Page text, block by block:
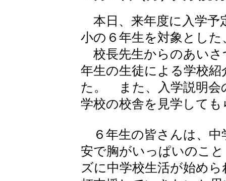
本日、来年度に入学予
小の６年生を対象とし
校長先生からのあいさ
年生の生徒による学校
た。 また、入学説明会
学校の校舎を見学して
６年生の皆さんは、中
安で胸がいっぱいのこ
ズに中学校生活が始め